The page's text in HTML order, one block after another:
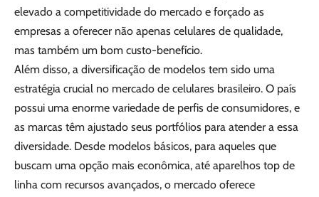
elevado a competitividade do mercado e forçado as
empresas a oferecer não apenas celulares de qualidade,
mas também um bom custo-benefício.
Além disso, a diversificação de modelos tem sido uma
estratégia crucial no mercado de celulares brasileiro. O país
possui uma enorme variedade de perfis de consumidores, e
as marcas têm ajustado seus portfólios para atender a essa
diversidade. Desde modelos básicos, para aqueles que
buscam uma opção mais econômica, até aparelhos top de
linha com recursos avançados, o mercado oferece